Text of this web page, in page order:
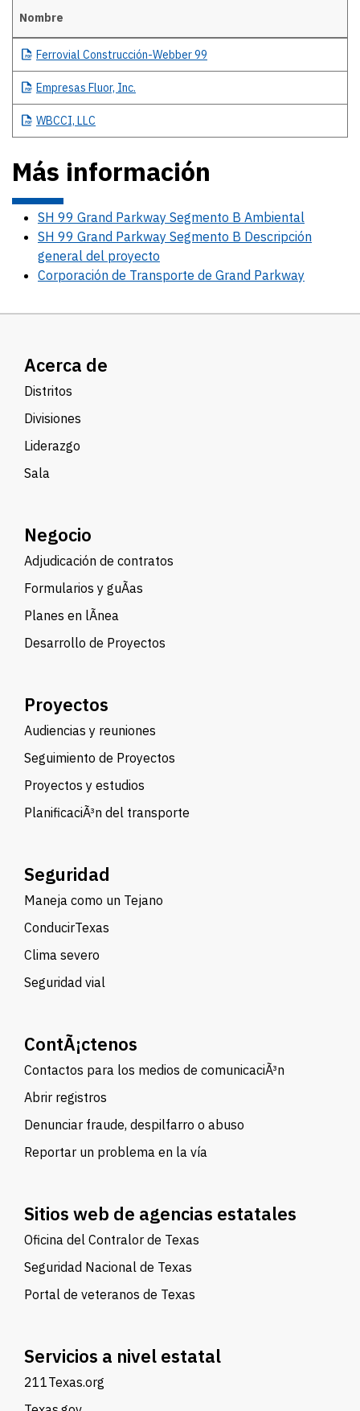
Details
Nombre
Ferrovial Construcción-Webber 99
Empresas Fluor, Inc.
WBCCI, LLC
Más información
SH 99 Grand Parkway Segmento B Ambiental
SH 99 Grand Parkway Segmento B Descripción
general del proyecto
Corporación de Transporte de Grand Parkway
Acerca de
Distritos
Divisiones
Liderazgo
Sala
Negocio
Adjudicación de contratos
Formularios y guÃ­as
Planes en lÃ­nea
Desarrollo de Proyectos
Proyectos
Audiencias y reuniones
Seguimiento de Proyectos
Proyectos y estudios
PlanificaciÃ³n del transporte
Seguridad
Maneja como un Tejano
ConducirTexas
Clima severo
Seguridad vial
ContÃ¡ctenos
Contactos para los medios de comunicaciÃ³n
Abrir registros
Denunciar fraude, despilfarro o abuso
Reportar un problema en la vía
Sitios web de agencias estatales
Oficina del Contralor de Texas
Seguridad Nacional de Texas
Portal de veteranos de Texas
Servicios a nivel estatal
211Texas.org